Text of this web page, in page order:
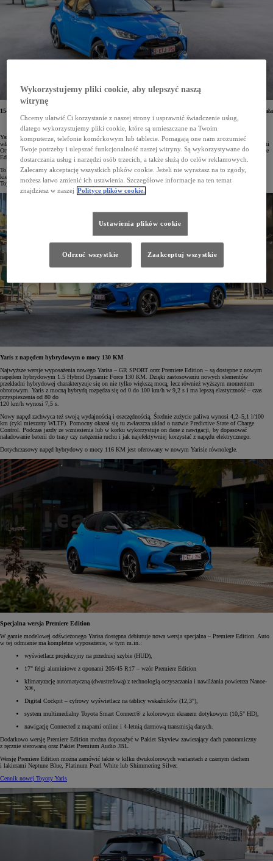
15-20 kwietnia w salonach Toyoty w Polsce odbędą się Dni Otwarte nowego Yarisa. Będzie to doskonała
okazja, by przetestować nową
Yaris jest jednym z najpopularniejszych samochodów segmentu B w Polsce. U dilerów Toyoty debiutuje
właśnie model z 2024 roku produkcji. Z tej okazji w salonach marki w dniach 15–20 kwietnia odbędą się Dni
Otwarte, podczas których będzie można się zapoznać z odświeżonym autem, z nową wersją specjalną Premiere
Edition oraz z nowym napędem hybrydowym o mocy 130 KM.
To nie jedyne nowości. Miejski samochód Toyoty został też wyposażony w ulepszone systemy wsparcia
kierowcy podczas jazdy i parkowania
Toyota T-Mate, nowe cyfrowe zegary i większe ekrany systemu multimedialnego.
Yaris z napędem hybrydowym o mocy 130 KM
Najwyższe wersje wyposażenia nowego Yarisa – GR SPORT oraz Premiere Edition – są dostępne z nowym
napędem hybrydowym 1.5 Hybrid Dynamic Force 130 KM. Dzięki zastosowaniu nowych elementów
przekładni hybrydowej charakteryzuje się on nie tylko większą mocą, lecz również wyższym momentem
obrotowym. Yaris z mocną hybrydą rozpędza się od 0 do 100 km/h w 9,2 s i ma lepszą elastyczność – czas
przyspieszenia od 80 do
120 km/h wynosi 7,5 s.
Nowy napęd zachwyca też swoją wydajnością i oszczędnością. Średnie zużycie paliwa wynosi 4,2–5,1 l/100
km (cykl mieszany WLTP). Pomocny okazał się tu zwłaszcza układ o nazwie Predictive State of Charge
Control. Podczas jazdy ze wzniesienia lub w korku wykorzystuje on dane z nawigacji, by dopasować
naładowanie baterii do trasy czy natężenia ruchu i jak najefektywniej korzystać z napędu elektrycznego.
Dotychczasowy napęd hybrydowy o mocy 116 KM jest oferowany w nowym Yarisie równolegle.
Specjalna wersja Premiere Edition
W gamie modelowej odświeżonego Yarisa dostępna debiutuje nowa wersja specjalna – Premiere Edition. Auto
w tej odmianie ma kompletne wyposażenie, w tym m.in.:
wyświetlacz projekcyjny na przedniej szybie (HUD),
17" felgi aluminiowe z oponami 205/45 R17 – wzór Premiere Edition
klimatyzację automatyczną (dwustrefową) z technologią oczyszczania i nawilżania powietrza Nanoe-
X®,
Digital Cockpit – cyfrowy wyświetlacz na tablicy wskaźników (12,3"),
system multimedialny Toyota Smart Connect® z kolorowym ekranem dotykowym (10,5" HD),
nawigację Connected z mapami online i 4-letnią darmową transmisją danych.
Dodatkowo wersję Premiere Edition można doposażyć w Pakiet Skyview zawierający dach panoramiczny
z ręcznie sterowaną oraz Pakiet Premium Audio JBL.
Wersję Premiere Edition można zamówić także w kilku dwukolorowych wariantach z czarnym dachem
i lakierami Neptune Blue, Platinum Pearl White lub Shimmering Silver.
Cennik nowej Toyoty Yaris
Wykorzystujemy pliki cookie, aby ulepszyć naszą
witrynę
Chcemy ułatwić Ci korzystanie z naszej strony i usprawnić świadczenie usług,
dlatego wykorzystujemy pliki cookie, które są umieszczane na Twoim
komputerze, telefonie komórkowym lub tablecie. Pomagają one nam zrozumieć
Twoje potrzeby i ulepszać funkcjonalność naszej witryny. Są wykorzystywane do
dostarczania usług i narzędzi osób trzecich, a także służą do celów reklamowych.
Zalecamy akceptację wszystkich plików cookie. Jeżeli nie wyrażasz na to zgody,
możesz łatwo zmienić ich ustawienia. Szczegółowe informacje na ten temat
znajdziesz w naszej Polityce plików cookie.
Ustawienia plików cookie
Odrzuć wszystkie Zaakceptuj wszystkie